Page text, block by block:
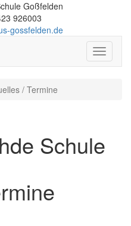
Goßfelden
926003
gossfelden.de
Schalte
/ Termine